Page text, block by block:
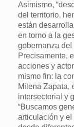
Asimismo,
del territorio,
están
en torno a la
gobernanza del
Precisamente,
acciones y
mismo fin: la
Milena Zapata,
intersectorial y
“Buscamos
articulación y